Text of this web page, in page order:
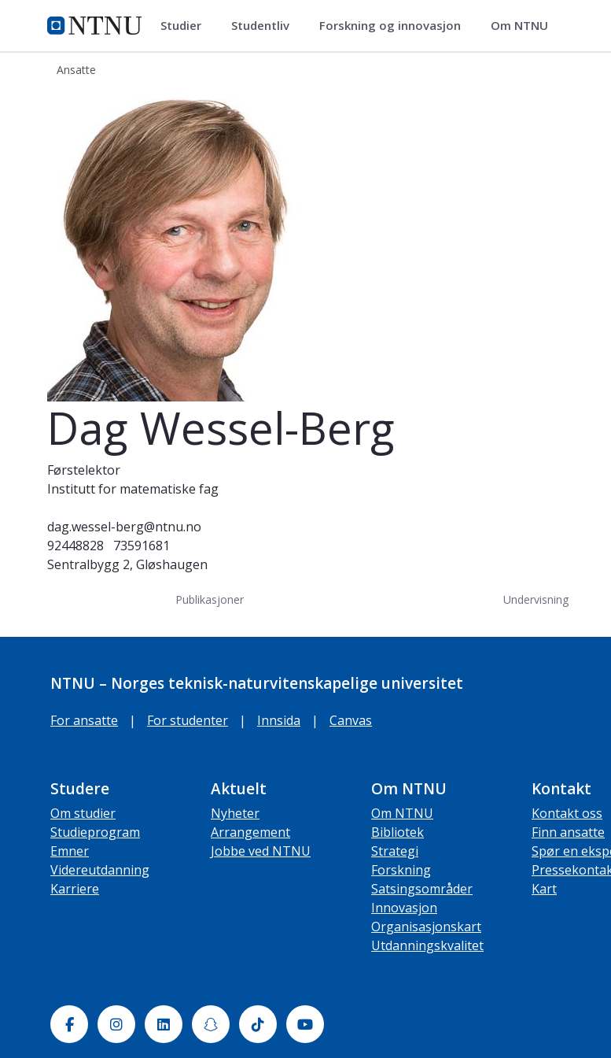
NTNU Hjemmeside
ntnu.no Studier Studentliv Forskning og innovasjon Om NTNU
Ansatte
Dag Wessel-Berg
Dag Wessel-Berg
Førstelektor
Institutt for matematiske fag
dag.wessel-berg@ntnu.no
92448828
73591681
Sentralbygg 2, Gløshaugen
Publikasjoner Undervisning
NTNU – Norges teknisk-naturvitenskapelige universitet
For ansatte | For studenter | Innsida | Canvas
Studere
Om studier
Studieprogram
Emner
Videreutdanning
Karriere
Aktuelt
Nyheter
Arrangement
Jobbe ved NTNU
Om NTNU
Om NTNU
Bibliotek
Strategi
Forskning
Satsingsområder
Innovasjon
Organisasjonskart
Utdanningskvalitet
Kontakt
Kontakt oss
Finn ansatte
Spør en
Kart
FacebookInstagramLinkedinSnapchatTiktok Youtube